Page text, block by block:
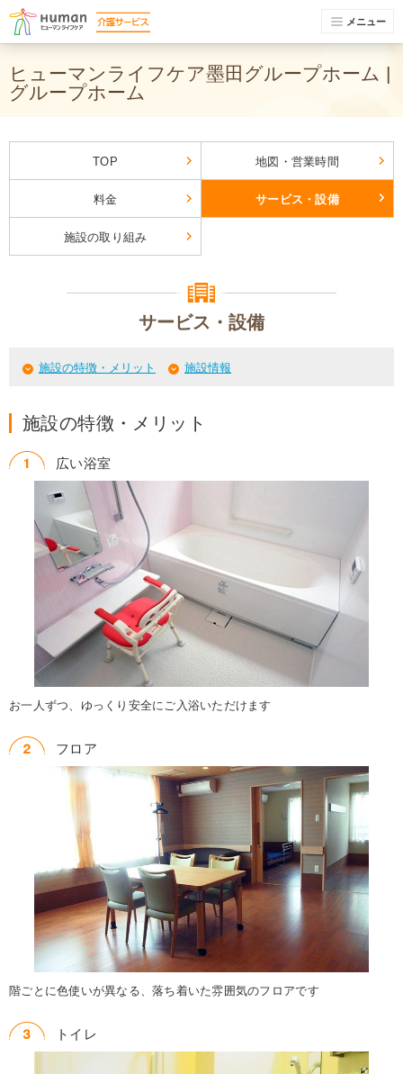
メニュー
ヒューマンライフケア墨田グループホーム |
グループホーム
TOP 地図・営業時間
料金 サービス・設備
施設の取り組み
サービス・設備
施設の特徴・メリット 施設情報
施設の特徴・メリット
広い浴室
お一人ずつ、ゆっくり安全にご入浴いただけます
フロア
階ごとに色使いが異なる、落ち着いた雰囲気のフロアです
トイレ